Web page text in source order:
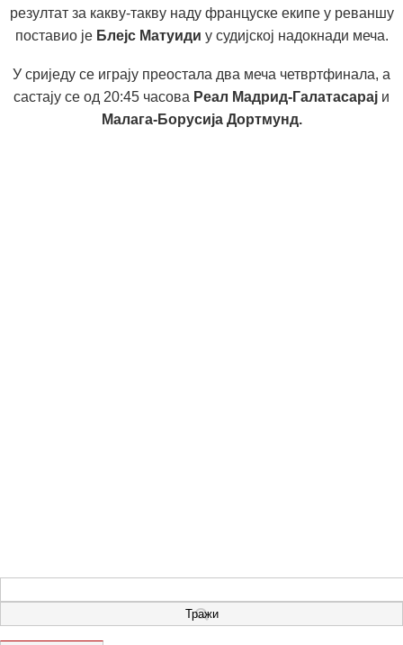
резултат за какву-такву наду француске екипе у реваншу
поставио јеБлејс Матуиди у судијској надокнади меча.
У сриједу се играју преостала два меча четвртфинала, а
састају се од 20:45 часова Реал Мадрид-Галатасарај и
Малага-Борусија Дортмунд.